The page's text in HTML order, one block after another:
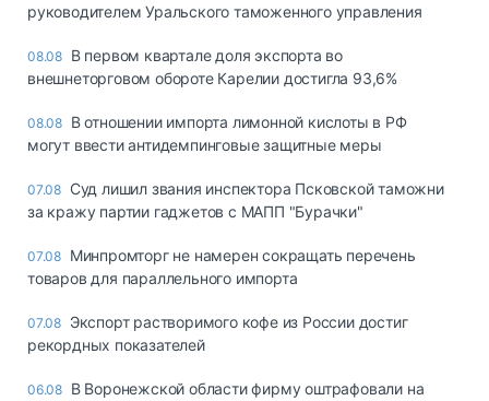
руководителем Уральского таможенного управления
08.08 В первом квартале доля экспорта во
внешнеторговом обороте Карелии достигла 93,6%
08.08 В отношении импорта лимонной кислоты в РФ
могут ввести антидемпинговые защитные меры
07.08 Суд лишил звания инспектора Псковской таможни
за кражу партии гаджетов с МАПП "Бурачки"
07.08 Минпромторг не намерен сокращать перечень
товаров для параллельного импорта
07.08 Экспорт растворимого кофе из России достиг
рекордных показателей
06.08 В Воронежской области фирму оштрафовали на